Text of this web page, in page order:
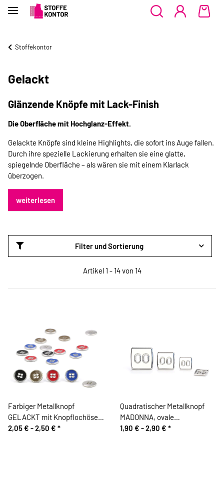
Stoffekontor
Gelackt
Glänzende Knöpfe mit Lack-Finish
Die Oberfläche mit Hochglanz-Effekt.
Gelackte Knöpfe sind kleine Highlights, die sofort ins Auge fallen.
Durch ihre spezielle Lackierung erhalten sie eine glatte,
spiegelnde Oberfläche – als wären sie mit einem Klarlack
überzogen.
weiterlesen
Filter und Sortierung
Artikel 1 - 14 von 14
Farbiger Metallknopf
GELACKT mit Knopflochösen,
Union Knopf
2,05 € -2,50 € *
Quadratischer Metallknopf
MADONNA, ovale
Knopflöcher, 3 Größen, silber
1,90 € -2,90 € *